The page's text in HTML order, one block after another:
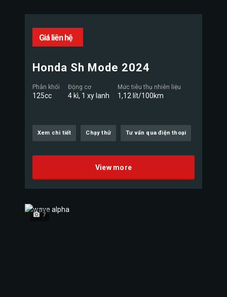
Giá liên hệ
Honda Sh Mode 2024
Phân khối
125cc
Động cơ
4 kì, 1 xy lanh
Mức tiêu thụ nhiên liệu
1,12 lít/100km
Xem chi tiết Chạy thử Tư vấn qua điện thoại
View more
7